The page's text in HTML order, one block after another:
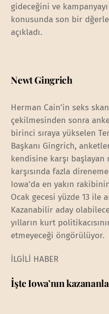
gideceğini ve
konusunda son bir
açıkladı.
Newt Gingrich
Herman Cain’in seks
çekilmesinden sonra
birinci sıraya yükselen
Başkanı Gingrich,
kendisine karşı
karşısında fazla
Iowa’da en yakın
Ocak gecesi yüzde 13 ile
Kazanabilir aday
yılların kurt
etmeyeceği öngörülüyor.
İLGİLİ HABER
İşte Iowa’nın